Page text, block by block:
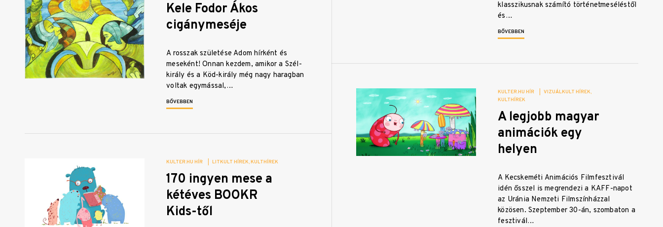
klasszikusnak számító történetmeséléstől
és…
BŐVEBBEN
Kele Fodor Ákos
cigánymeséje
A rosszak születése Adom hírként és
meseként! Onnan kezdem, amikor a Szél-
király és a Köd-király még nagy haragban
voltak egymással,…
BŐVEBBEN
KULTER.HU HÍR
VIZUÁLKULT HÍREK
KULTHÍREK
A legjobb magyar
animációk egy
helyen
A Kecskeméti Animációs Filmfesztivál
idén ősszel is megrendezi a KAFF-napot
az Uránia Nemzeti Filmszínházzal
közösen. Szeptember 30-án, szombaton a
fesztivál…
KULTER.HU HÍR LITKULT HÍREK KULTHÍREK
170 ingyen mese a
kétéves BOOKR
Kids-től